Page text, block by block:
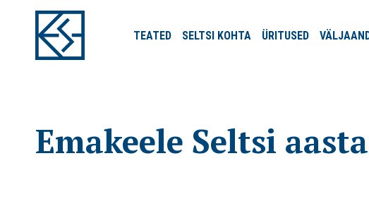
TEATED SELTSI KOHTA ÜRITUSED VÄLJA
Emakeele Seltsi